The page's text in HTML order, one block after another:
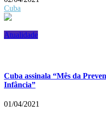
Cuba
Atualidade
Cuba assinala “Mês da
Infância”
01/04/2021